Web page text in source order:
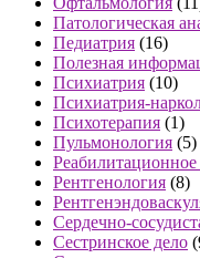
Патологическая
Педиатрия (16)
Полезная
Психиатрия (10)
Психиатрия-
Психотерапия (1)
Пульмонология (5)
Реабилитационное
Рентгенология (8)
Сердечно-
Сестринское дело